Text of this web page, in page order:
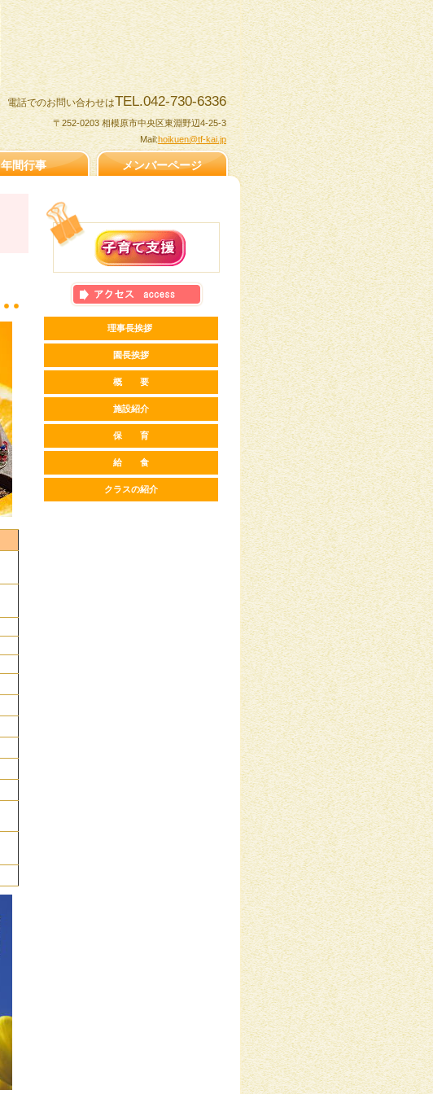
電話でのお問い合わせはTEL.042-730-6336
〒252-0203 相模原市中央区東淵野辺4-25-3
Mail:hoikuen@tf-kai.jp
年間行事 メンバーページ
理事長挨拶
園長挨拶
概 要
施設紹介
保 育
給 食
クラスの紹介